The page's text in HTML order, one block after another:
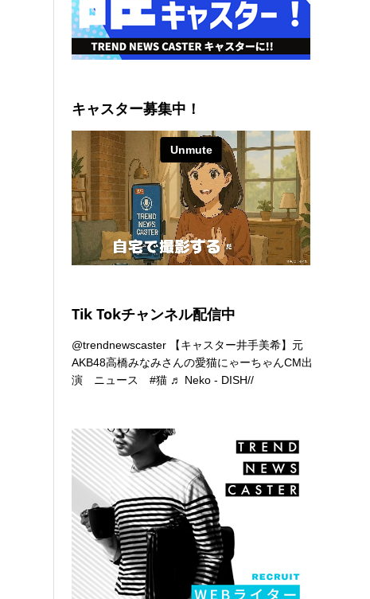
キャスター募集中！
Tik Tokチャンネル配信中
@trendnewscaster 【キャスター井手美希】元
AKB48高橋みなみさんの愛猫にゃーちゃんCM出
演 ニュース#猫 ♬ Neko - DISH//